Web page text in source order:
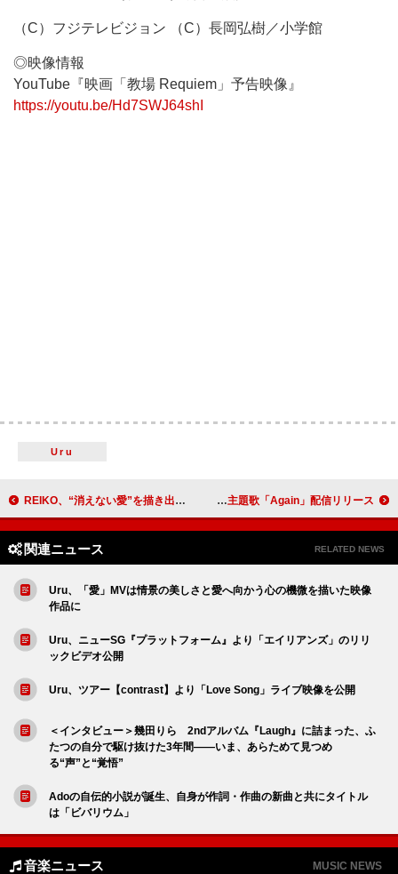
（C）フジテレビジョン （C）長岡弘樹／小学館
◎映像情報
YouTube『映画「教場 Requiem」予告映像』
https://youtu.be/Hd7SWJ64shI
Uru
REIKO、“消えない愛”を描き出した新曲「Lullaby」MV公開 Mr.Children、日曜劇場『リブート』主題歌「Again」配信リリース
関連ニュース RELATED NEWS
Uru、「愛」MVは情景の美しさと愛へ向かう心の機微を描いた映像
作品に
Uru、ニューSG『プラットフォーム』より「エイリアンズ」のリリ
ックビデオ公開
Uru、ツアー【contrast】より「Love Song」ライブ映像を公開
＜インタビュー＞幾田りら 2ndアルバム『Laugh』に詰まった、ふ
たつの自分で駆け抜けた3年間――いま、あらためて見つめ
る“声”と“覚悟”
Adoの自伝的小説が誕生、自身が作詞・作曲の新曲と共にタイトル
は「ビバリウム」
音楽ニュース MUSIC NEWS